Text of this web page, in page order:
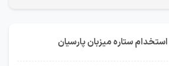
ستاره میزبان پارسیان